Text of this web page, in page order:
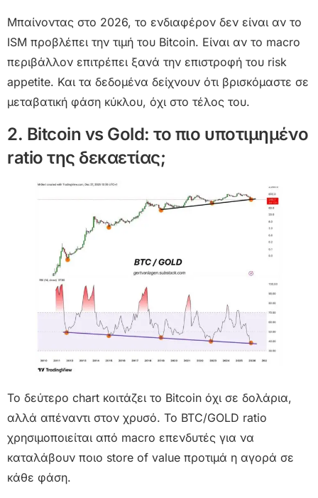
Μπαίνοντας στο 2026, το ενδιαφέρον δεν είναι αν το
ISM προβλέπει την τιμή του Bitcoin. Είναι αν το macro
περιβάλλον επιτρέπει ξανά την επιστροφή του risk
appetite. Και τα δεδομένα δείχνουν ότι βρισκόμαστε σε
μεταβατική φάση κύκλου, όχι στο τέλος του.
2. Bitcoin vs Gold: το πιο υποτιμημένο
ratio της δεκαετίας;
Το δεύτερο chart κοιτάζει το Bitcoin όχι σε δολάρια,
αλλά απέναντι στον χρυσό. Το BTC/GOLD ratio
χρησιμοποιείται από macro επενδυτές για να
καταλάβουν ποιο store of value προτιμά η αγορά σε
κάθε φάση.